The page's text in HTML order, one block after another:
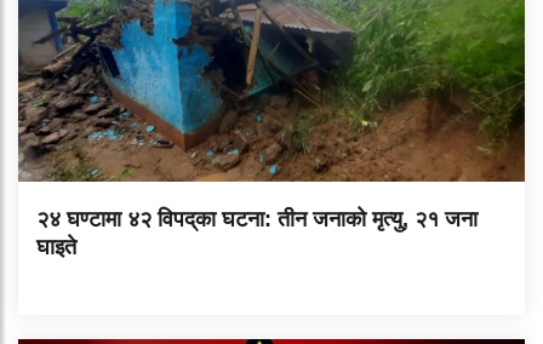
२४ घण्टामा ४२ विपद्‌का घटना: तीन जनाको मृत्यु, २१ जना
घाइते